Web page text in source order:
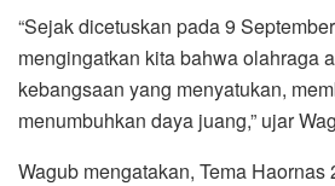
“Sejak dicetuskan pada 9
mengingatkan kita bahwa olahraga
kebangsaan yang menyatukan,
menumbuhkan daya juang,” ujar
Wagub mengatakan, Tema Haornas